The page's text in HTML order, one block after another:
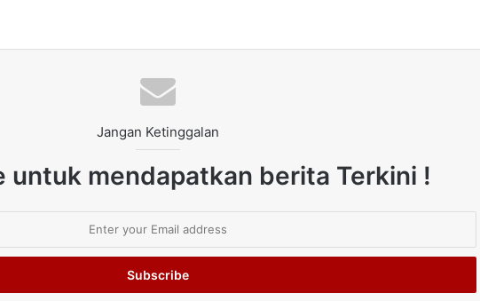
Jangan Ketinggalan
untuk mendapatkan berita Terkini !